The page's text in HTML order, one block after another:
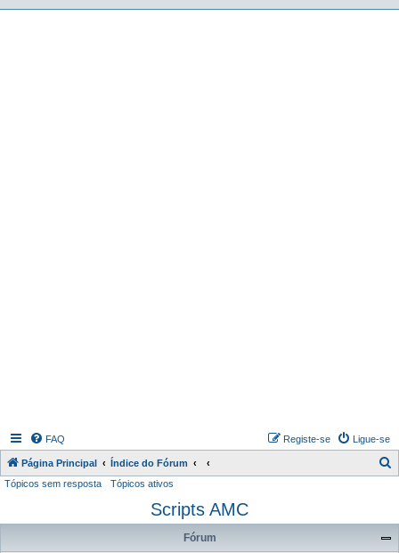
FAQ Ligue-se
Registe-se
Página Principal Índice do Fórum
q
Tópicos sem resposta Tópicos ativos
Scripts AMC
Fórum